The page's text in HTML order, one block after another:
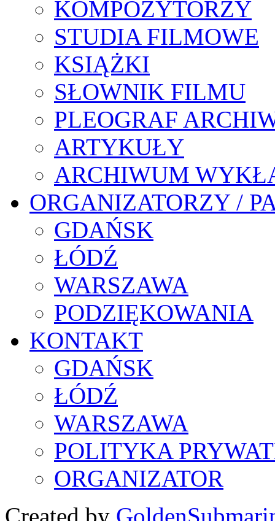
KOMPOZYTORZY
STUDIA FILMOWE
KSIĄŻKI
SŁOWNIK FILMU
PLEOGRAF
ARTYKUŁY
ARCHIWUM
ORGANIZATORZY /
GDAŃSK
ŁÓDŹ
WARSZAWA
PODZIĘKOWANIA
KONTAKT
GDAŃSK
ŁÓDŹ
WARSZAWA
POLITYKA
ORGANIZATOR